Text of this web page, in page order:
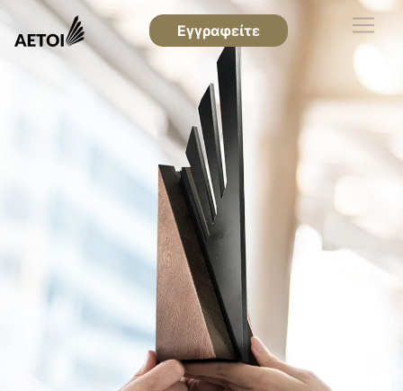
Εγγραφείτε